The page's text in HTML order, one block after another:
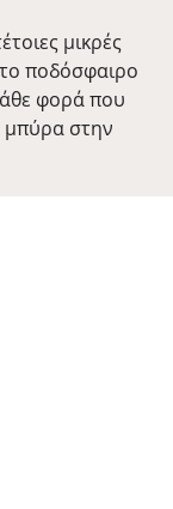
μικρές
το ποδόσφαιρο
φορά που
μπύρα στην